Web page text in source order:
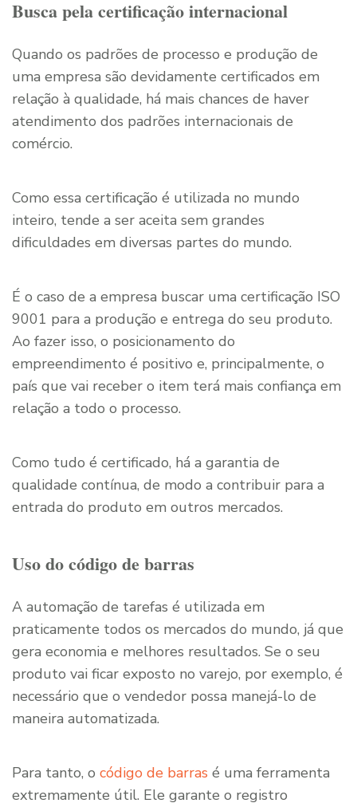
Busca pela certificação internacional
Quando os padrões de processo e produção de
uma empresa são devidamente certificados em
relação à qualidade, há mais chances de haver
atendimento dos padrões internacionais de
comércio.
Como essa certificação é utilizada no mundo
inteiro, tende a ser aceita sem grandes
dificuldades em diversas partes do mundo.
É o caso de a empresa buscar uma certificação ISO
9001 para a produção e entrega do seu produto.
Ao fazer isso, o posicionamento do
empreendimento é positivo e, principalmente, o
país que vai receber o item terá mais confiança em
relação a todo o processo.
Como tudo é certificado, há a garantia de
qualidade contínua, de modo a contribuir para a
entrada do produto em outros mercados.
Uso do código de barras
A automação de tarefas é utilizada em
praticamente todos os mercados do mundo, já que
gera economia e melhores resultados. Se o seu
produto vai ficar exposto no varejo, por exemplo, é
necessário que o vendedor possa manejá-lo de
maneira automatizada.
Para tanto, o código de barras é uma ferramenta
extremamente útil. Ele garante o registro